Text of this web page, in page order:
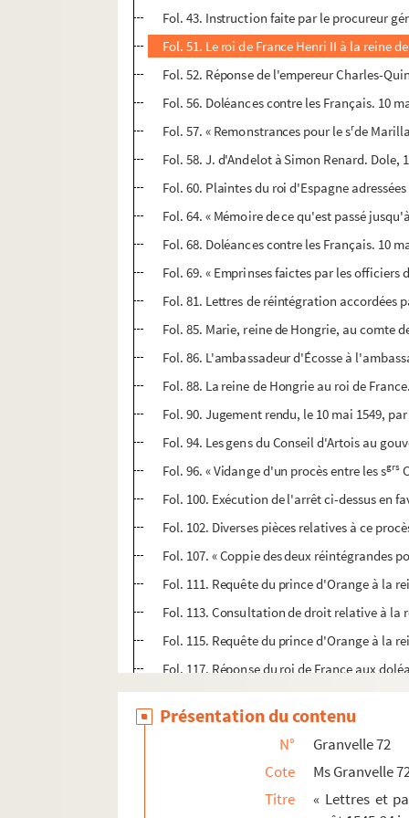
Fol. 43. Instruction faite par le procureur
Fol. 51. Le roi de France Henri II à la reine
Fol. 52. Réponse de l'empereur Charles-
Fol. 56. Doléances contre les Français. 10
Fol. 57. « Remonstrances pour le srde
Fol. 58. J. d'Andelot à Simon Renard. Dole,
Fol. 60. Plaintes du roi d'Espagne
Fol. 64. « Mémoire de ce qu'est passé
Fol. 68. Doléances contre les Français. 10
Fol. 69. « Emprinses faictes par les
Fol. 81. Lettres de réintégration accordées
Fol. 85. Marie, reine de Hongrie, au comte
Fol. 86. L'ambassadeur d'Écosse à
Fol. 88. La reine de Hongrie au roi de
Fol. 90. Jugement rendu, le 10 mai 1549,
Fol. 94. Les gens du Conseil d'Artois au
Fol. 96. « Vidange d'un procès entre les sgrs
Fol. 100. Exécution de l'arrêt ci-dessus en
Fol. 102. Diverses pièces relatives à ce
Fol. 107. « Coppie des deux réintégrandes
Fol. 111. Requête du prince d'Orange à la
Fol. 113. Consultation de droit relative à
Fol. 115. Requête du prince d'Orange à la
Fol. 117. Réponse du roi de France aux
Fol. 118. Réponse du roi de France aux
Fol. 124. Réponse du roi de France aux
Fol. 126. Lettres de réintégration dans la
Fol. 130. Édit de l'empereur Charles-
Fol. 132. Provision obtenue de l'empereur
Présentation du contenu
N°
Granvelle 72
Cote
Ms Granvelle
Titre
« Lettres et